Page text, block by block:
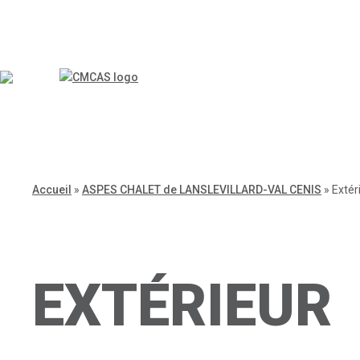
Accueil » ASPES CHALET de LANSLEVILLARD-VAL CENIS »
EXTÉRIEUR